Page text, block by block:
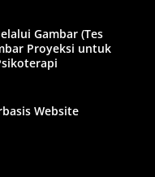
Gambar (Tes
Proyeksi untuk
Website